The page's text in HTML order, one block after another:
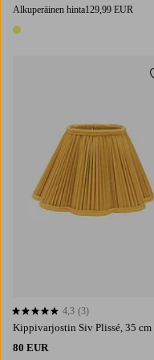
Alkuperäinen hinta129,99 EUR
1 väri
Kippivarjostin Siv Plissé, 35 cm
80 EUR
4,3 perustuen 3 arvosanaan
4,3 (3)